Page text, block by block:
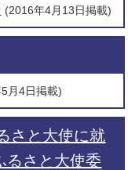
(2016年4月13日掲載)
月4日掲載)
さと大使に就
るさと大使委